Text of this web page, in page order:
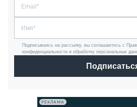
Подписываясь на рассылку, вы соглашаетесь с
конфиденциальности и обработку персональных
РЕКЛАМА